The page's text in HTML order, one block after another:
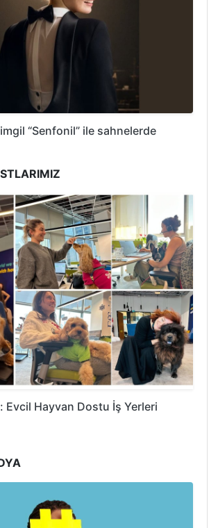
“Senfonil” ile sahnelerde
Evcil Hayvan Dostu İş Yerleri